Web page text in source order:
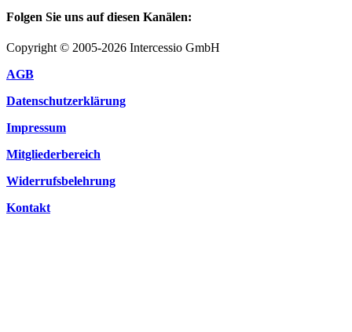
Folgen Sie uns auf diesen Kanälen:
Copyright © 2005-2026 Intercessio GmbH
AGB
Datenschutzerklärung
Impressum
Mitgliederbereich
Widerrufsbelehrung
Kontakt